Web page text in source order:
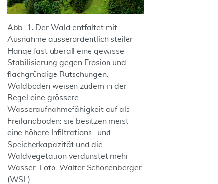
Abb. 1 . Der Wald entfaltet mit
Ausnahme ausserordentlich steiler
Hänge fast überall eine gewisse
Stabilisierung gegen Erosion und
flachgründige Rutschungen.
Waldböden weisen zudem in der
Regel eine grössere
Wasseraufnahmefähigkeit auf als
Freilandböden: sie besitzen meist
eine höhere Infiltrations- und
Speicherkapazität und die
Waldvegetation verdunstet mehr
Wasser. Foto: Walter Schönenberger
(WSL)